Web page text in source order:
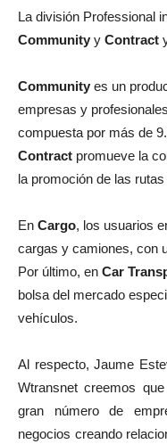
La división Professional
Community y Contract
Community es un
empresas y
compuesta por más de
Contract promueve la
la promoción de las
En Cargo, los usuarios
cargas y camiones, con
Por último, en Car
bolsa del mercado
vehículos.
Al respecto, Jaume
Wtransnet creemos
gran número de
negocios creando